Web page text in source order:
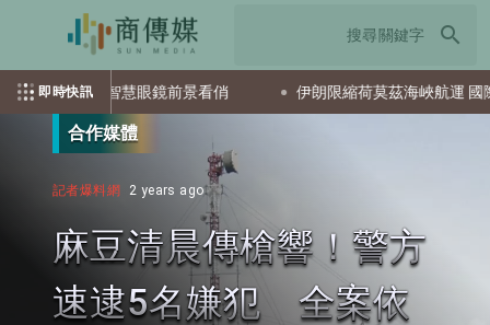
search
即時快訊
汽車與智慧眼鏡前景看俏 伊朗限縮荷莫茲海峽航運 國際油價
合作媒體
記者爆料網 2 years ago
麻豆清晨傳槍響！警方
速逮5名嫌犯 全案依